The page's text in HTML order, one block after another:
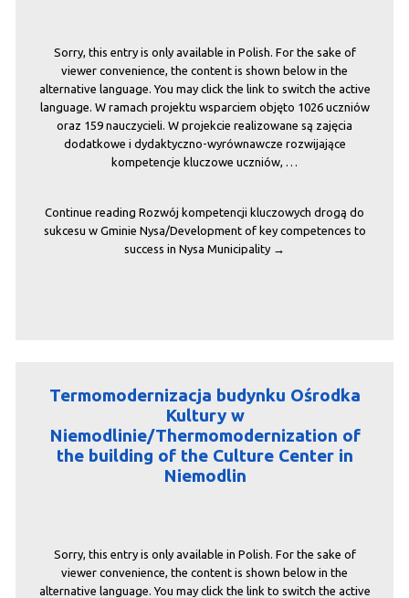
Sorry, this entry is only available in Polish. For the sake of
viewer convenience, the content is shown below in the
alternative language. You may click the link to switch the active
language. W ramach projektu wsparciem objęto 1026 uczniów
oraz 159 nauczycieli. W projekcie realizowane są zajęcia
dodatkowe i dydaktyczno-wyrównawcze rozwijające
kompetencje kluczowe uczniów, …
Continue reading Rozwój kompetencji kluczowych drogą do
sukcesu w Gminie Nysa/Development of key competences to
success in Nysa Municipality →
Termomodernizacja budynku Ośrodka
Kultury w
Niemodlinie/Thermomodernization of
the building of the Culture Center in
Niemodlin
Sorry, this entry is only available in Polish. For the sake of
viewer convenience, the content is shown below in the
alternative language. You may click the link to switch the active